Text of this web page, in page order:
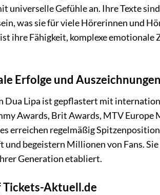
universelle Gefühle an. Ihre Texte
was sie für viele Hörerinnen und
ihre Fähigkeit, komplexe emotionale
Erfolge und Auszeichnungen
Dua Lipa ist gepflastert mit
Awards, Brit Awards, MTV Europe
erreichen regelmäßig
und begeistern Millionen von Fans.
Generation etabliert.
Tickets-Aktuell.de